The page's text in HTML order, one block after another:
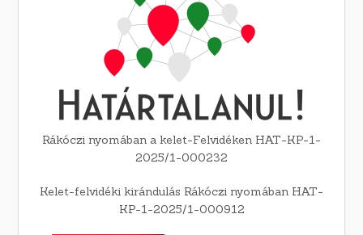
Rákóczi nyomában a kelet-Felvidéken HAT-KP-1-
2025/1-000232
Kelet-felvidéki kirándulás Rákóczi nyomában HAT-
KP-1-2025/1-000912